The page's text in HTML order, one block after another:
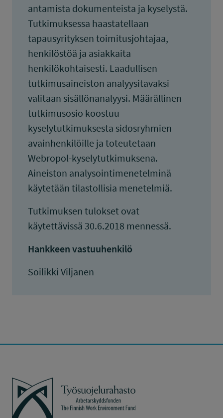
antamista dokumenteista ja kyselystä.
Tutkimuksessa haastatellaan
tapausyrityksen toimitusjohtajaa,
henkilöstöä ja asiakkaita
henkilökohtaisesti. Laadullisen
tutkimusaineiston analyysitavaksi
valitaan sisällönanalyysi. Määrällinen
tutkimusosio koostuu
kyselytutkimuksesta sidosryhmien
avainhenkilöille ja toteutetaan
Webropol-kyselytutkimuksena.
Aineiston analysointimenetelminä
käytetään tilastollisia menetelmiä.
Tutkimuksen tulokset ovat
käytettävissä 30.6.2018 mennessä.
Hankkeen vastuuhenkilö
Soilikki Viljanen
Työsuojelurahasto